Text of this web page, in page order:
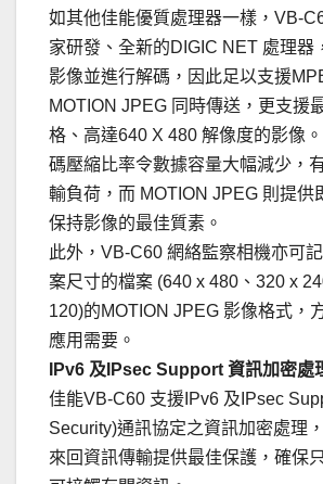
如其他佳能優質處理器一樣，VB-
家研發、全新的DIGIC NET 處理器
影像並進行解碼，因此足以支援
MOTION JPEG 同時傳送，更支援
格、高達640 X 480 解像度的影像
碼壓縮比率令數據容量大幅減少，
輸負荷，而 MOTION JPEG 則提供
保持影像的最佳質素。
此外，VB-C60 網絡監察相機亦可
案尺寸的檔案 (640 x 480、320 x
120)的MOTION JPEG 影像格式，
應用需要。
IPv6 及IPsec Support 資訊加密處
佳能VB-C60 支援IPv6 及IPsec
Security)通訊協定之資訊加密處理
來回資訊傳輸提供最佳保護，確保